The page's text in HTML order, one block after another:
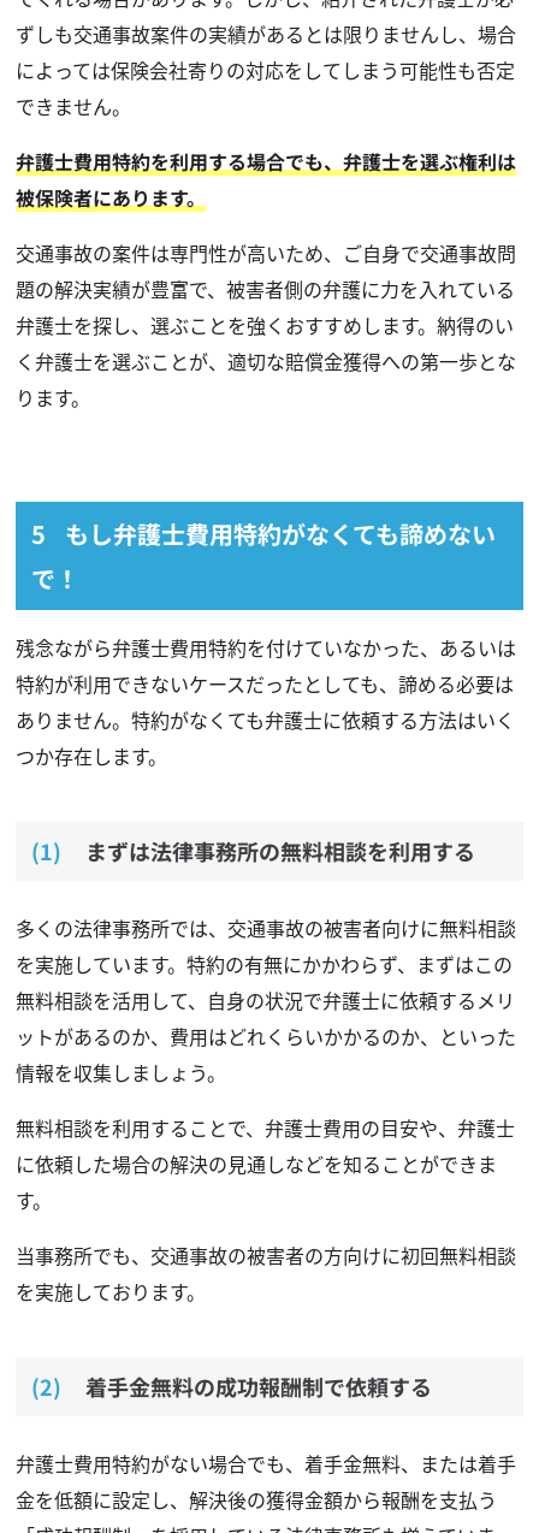
ずしも交通事故案件の実績があるとは限りませんし、場合
によっては保険会社寄りの対応をしてしまう可能性も否定
できません。
弁護士費用特約を利用する場合でも、弁護士を選ぶ権利は
被保険者にあります。
交通事故の案件は専門性が高いため、ご自身で交通事故問
題の解決実績が豊富で、被害者側の弁護に力を入れている
弁護士を探し、選ぶことを強くおすすめします。納得のい
く弁護士を選ぶことが、適切な賠償金獲得への第一歩とな
ります。
もし弁護士費用特約がなくても諦めない
で！
残念ながら弁護士費用特約を付けていなかった、あるいは
特約が利用できないケースだったとしても、諦める必要は
ありません。特約がなくても弁護士に依頼する方法はいく
つか存在します。
まずは法律事務所の無料相談を利用する
多くの法律事務所では、交通事故の被害者向けに無料相談
を実施しています。特約の有無にかかわらず、まずはこの
無料相談を活用して、自身の状況で弁護士に依頼するメリ
ットがあるのか、費用はどれくらいかかるのか、といった
情報を収集しましょう。
無料相談を利用することで、弁護士費用の目安や、弁護士
に依頼した場合の解決の見通しなどを知ることができま
す。
当事務所でも、交通事故の被害者の方向けに初回無料相談
を実施しております。
着手金無料の成功報酬制で依頼する
弁護士費用特約がない場合でも、着手金無料、または着手
金を低額に設定し、解決後の獲得金額から報酬を支払う